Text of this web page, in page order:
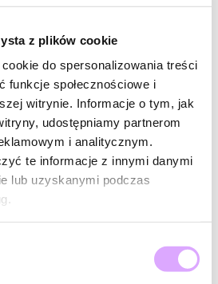
z plików cookie
do spersonalizowania treści
funkcje społecznościowe i
witrynie. Informacje o tym, jak
udostępniamy partnerom
i analitycznym.
te informacje z innymi danymi
lub uzyskanymi podczas
więc jeśli chcesz dołączyć do
się z naszą kolekcją. Kamień ten, choć
cześć nie pisze się poematów, jest warty
piękny kolor. Tak naprawdę jest rzadkim
zakątkach świata. Całe szczęście